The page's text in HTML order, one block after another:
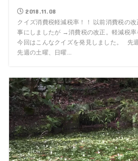
2018.11.08
クイズ消費税軽減税率！！ 以前消費税の
事にしましたが →消費税の改正。軽減税率
今回はこんなクイズを発見しました。 先
先週の土曜、日曜...